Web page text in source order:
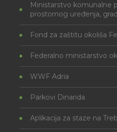
Ministarstvo komunalne
prostornog uređenja,
Fond za zaštitu okoliša
Federalno ministarstvo
WWF Adria
Parkovi Dinarida
Aplikacija za staze na